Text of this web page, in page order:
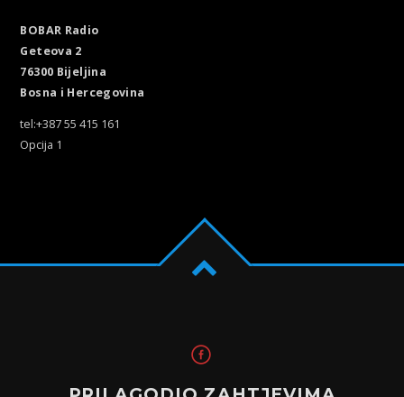
BOBAR Radio
Geteova 2
76300 Bijeljina
Bosna i Hercegovina
tel:+387 55 415 161
Opcija 1